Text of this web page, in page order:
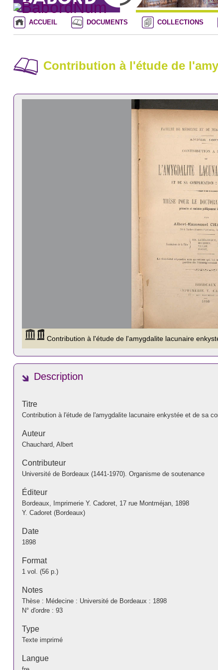
ACCUEIL DOCUMENTS COLLECTIONS
Contribution à l'étude de
Description
Titre
Contribution à l'étude de l'amygdalite lacunaire enkystée et de sa
Auteur
Chauchard, Albert
Contributeur
Université de Bordeaux (1441-1970). Organisme de soutenance
Éditeur
Bordeaux, Imprimerie Y. Cadoret, 17 rue Montméjan, 1898
Y. Cadoret (Bordeaux)
Date
1898
Format
1 vol. (56 p.)
Notes
Thèse : Médecine : Université de Bordeaux : 1898
N° d'ordre : 93
Type
Texte imprimé
Langue